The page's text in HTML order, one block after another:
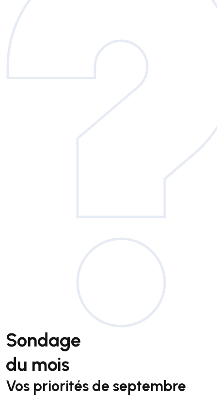
Sondage
du mois
Vos priorités de septembre